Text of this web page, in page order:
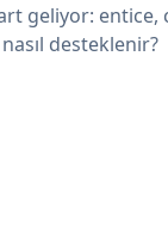
geliyor: entice,
desteklenir?